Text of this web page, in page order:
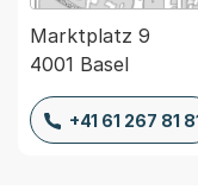
Marktplatz 9
4001 Basel
+41 61 267 81